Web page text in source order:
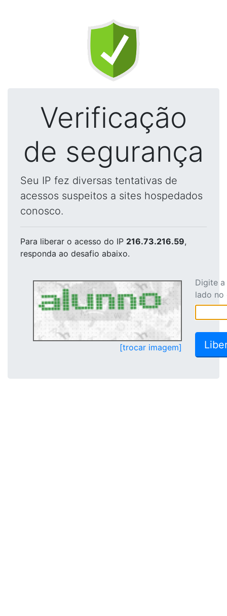
Verificação
de segurança
Seu IP fez diversas tentativas de
acessos suspeitos a sites hospedados
conosco.
Para liberar o acesso do IP 216.73.216.59,
responda ao desafio abaixo.
[trocar imagem]
Digite
lado no